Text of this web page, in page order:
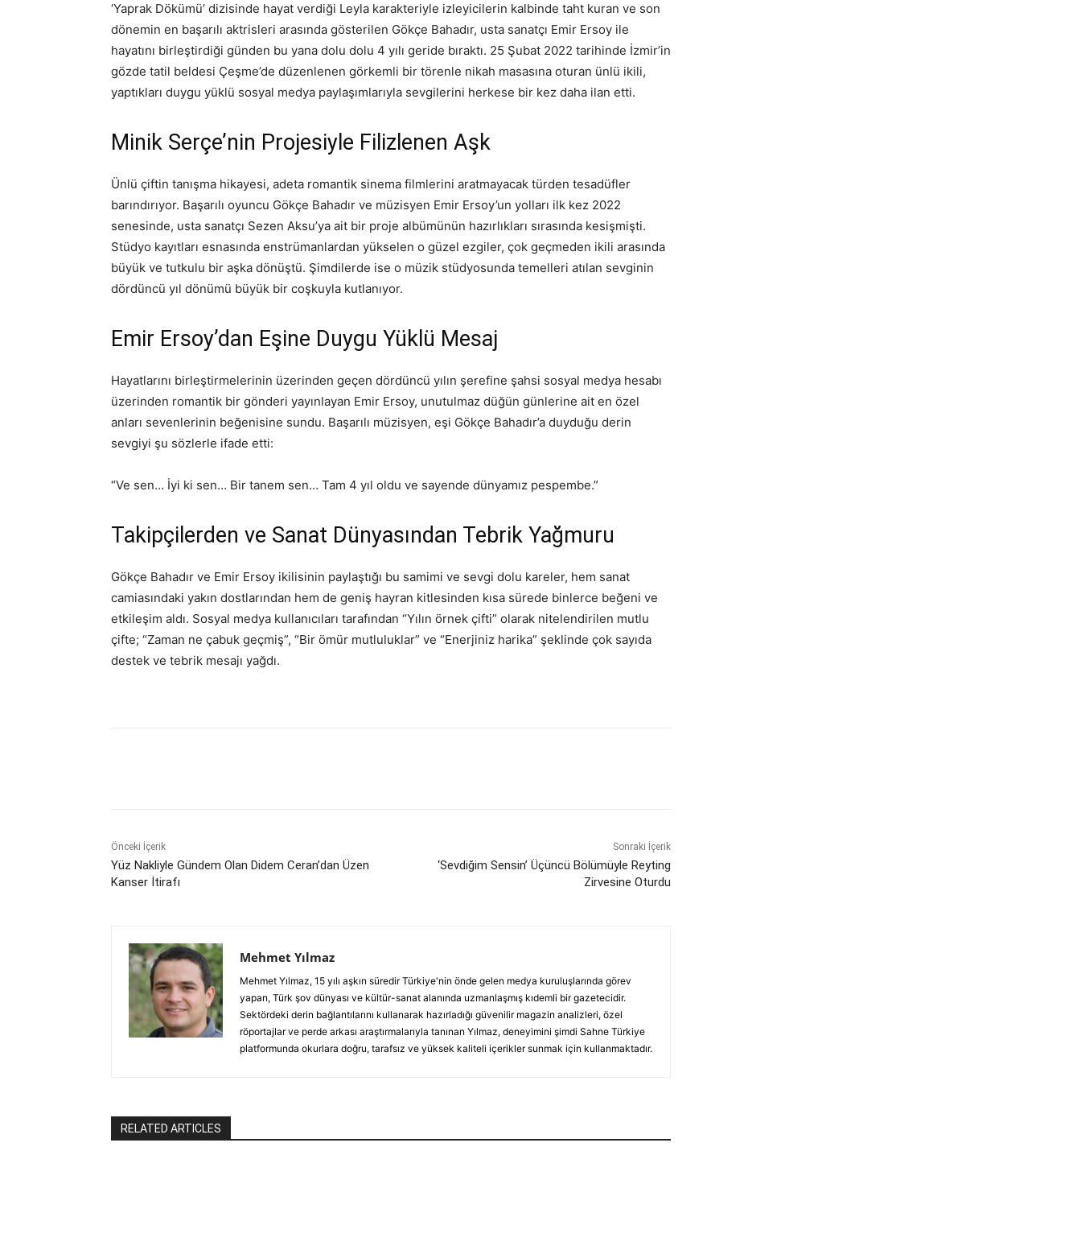
‘Yaprak Dökümü’ dizisinde hayat verdiği Leyla karakteriyle izleyicilerin kalbinde taht kuran ve son
dönemin en başarılı aktrisleri arasında gösterilen Gökçe Bahadır, usta sanatçı Emir Ersoy ile
hayatını birleştirdiği günden bu yana dolu dolu 4 yılı geride bıraktı. 25 Şubat 2022 tarihinde İzmir’in
gözde tatil beldesi Çeşme’de düzenlenen görkemli bir törenle nikah masasına oturan ünlü ikili,
yaptıkları duygu yüklü sosyal medya paylaşımlarıyla sevgilerini herkese bir kez daha ilan etti.
Minik Serçe’nin Projesiyle Filizlenen Aşk
Ünlü çiftin tanışma hikayesi, adeta romantik sinema filmlerini aratmayacak türden tesadüfler
barındırıyor. Başarılı oyuncu Gökçe Bahadır ve müzisyen Emir Ersoy’un yolları ilk kez 2022
senesinde, usta sanatçı Sezen Aksu’ya ait bir proje albümünün hazırlıkları sırasında kesişmişti.
Stüdyo kayıtları esnasında enstrümanlardan yükselen o güzel ezgiler, çok geçmeden ikili arasında
büyük ve tutkulu bir aşka dönüştü. Şimdilerde ise o müzik stüdyosunda temelleri atılan sevginin
dördüncü yıl dönümü büyük bir coşkuyla kutlanıyor.
Emir Ersoy’dan Eşine Duygu Yüklü Mesaj
Hayatlarını birleştirmelerinin üzerinden geçen dördüncü yılın şerefine şahsi sosyal medya hesabı
üzerinden romantik bir gönderi yayınlayan Emir Ersoy, unutulmaz düğün günlerine ait en özel
anları sevenlerinin beğenisine sundu. Başarılı müzisyen, eşi Gökçe Bahadır’a duyduğu derin
sevgiyi şu sözlerle ifade etti:
“Ve sen… İyi ki sen… Bir tanem sen… Tam 4 yıl oldu ve sayende dünyamız pespembe.”
Takipçilerden ve Sanat Dünyasından Tebrik Yağmuru
Gökçe Bahadır ve Emir Ersoy ikilisinin paylaştığı bu samimi ve sevgi dolu kareler, hem sanat
camiasındaki yakın dostlarından hem de geniş hayran kitlesinden kısa sürede binlerce beğeni ve
etkileşim aldı. Sosyal medya kullanıcıları tarafından “Yılın örnek çifti” olarak nitelendirilen mutlu
çifte; “Zaman ne çabuk geçmiş”, “Bir ömür mutluluklar” ve “Enerjiniz harika” şeklinde çok sayıda
destek ve tebrik mesajı yağdı.
Önceki İçerik
Yüz Nakliyle Gündem Olan Didem Ceran’dan Üzen
Kanser İtirafı
Sonraki İçerik
‘Sevdiğim Sensin’ Üçüncü Bölümüyle Reyting
Zirvesine Oturdu
Mehmet Yılmaz
Mehmet Yılmaz, 15 yılı aşkın süredir Türkiye'nin önde gelen medya kuruluşlarında görev
yapan, Türk şov dünyası ve kültür-sanat alanında uzmanlaşmış kıdemli bir gazetecidir.
Sektördeki derin bağlantılarını kullanarak hazırladığı güvenilir magazin analizleri, özel
röportajlar ve perde arkası araştırmalarıyla tanınan Yılmaz, deneyimini şimdi Sahne Türkiye
platformunda okurlara doğru, tarafsız ve yüksek kaliteli içerikler sunmak için kullanmaktadır.
RELATED ARTICLES